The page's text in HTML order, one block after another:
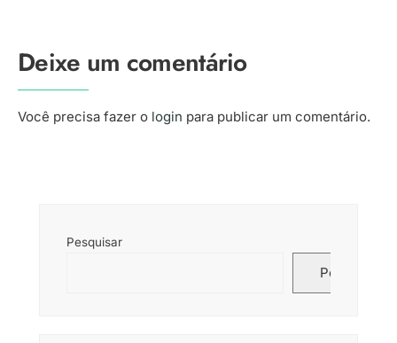
Deixe um comentário
Você precisa fazer o login para publicar um comentário.
Pesquisar
Pesquisar